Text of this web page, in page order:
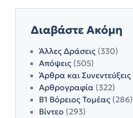
Διαβάστε Ακόμη
Άλλες Δράσεις (330)
Απόψεις (505)
Άρθρα και Συνεντεύξεις
Αρθρογραφία (322)
Β1 Βόρειος Τομέας (286)
Βίντεο (293)